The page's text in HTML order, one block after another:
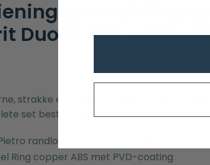
Ring
Duofix WC-
strakke en duurzame toiletruimte met
set bestaat uit:
randloos mat wit, inclusief softclose
Ring copper ABS met PVD-coating